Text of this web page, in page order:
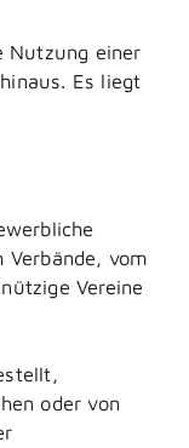
Nutzung einer
Es liegt
Verbände, vom
Vereine
oder von